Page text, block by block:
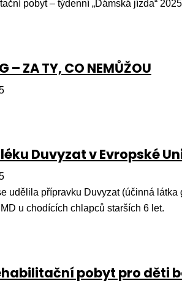
pobyt – týdenní „Dámská jízda“ 2025
– ZA TY, CO NEMŮŽOU
Duvyzat v Evropské
udělila přípravku Duvyzat (účinná
u chodících chlapců starších 6 let.
pobyt pro děti